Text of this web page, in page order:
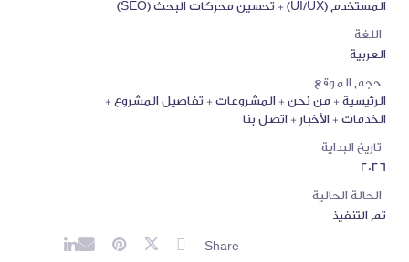
المستخدم (UI/UX) + تحسين محركات البحث (SEO)
اللغة
العربية
حجم الموقع
الرئيسية + من نحن + المشروعات + تفاصيل المشروع +
الخدمات + الأخبار + اتصل بنا
تاريخ البداية
2026
الحالة الحالية
تم التنفيذ
Share